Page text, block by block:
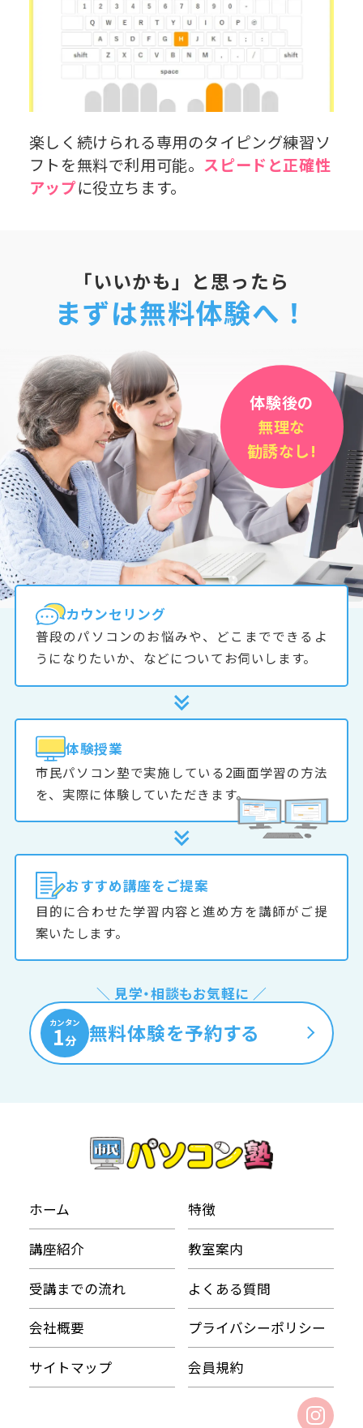
楽しく続けられる専用のタイピング練習ソ
フトを無料で利用可能。 スピードと正確性
アップに役立ちます。
「いいかも」と思ったら
まずは無料体験へ！
体験後の
無理な
勧誘なし!
カウンセリング
普段のパソコンのお悩みや、どこまでできるよ
うになりたいか、などについてお伺いします。
体験授業
市民パソコン塾で実施している2画面学習の方法
を、実際に体験していただきます。
おすすめ講座をご提案
目的に合わせた学習内容と進め方を講師がご提
案いたします。
＼ 見学・相談もお気軽に ／
カンタン
1分 無料体験を予約する
ホーム 特徴
講座紹介 教室案内
受講までの流れ よくある質問
会社概要 プライバシーポリシー
サイトマップ 会員規約